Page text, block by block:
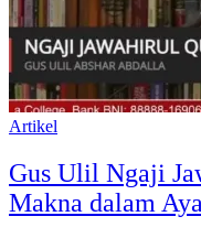
Artikel
Gus Ulil Ngaji
Makna dalam